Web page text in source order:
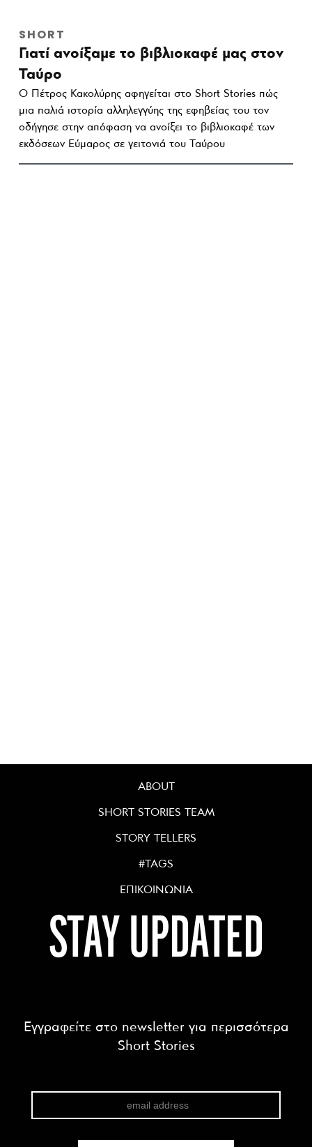
SHORT
Γιατί ανοίξαμε το βιβλιοκαφέ μας στον
Ταύρο
Ο Πέτρος Κακολύρης αφηγείται στο Short Stories πώς
μια παλιά ιστορία αλληλεγγύης της εφηβείας του τον
οδήγησε στην απόφαση να ανοίξει το βιβλιοκαφέ των
εκδόσεων Εύμαρος σε γειτονιά του Ταύρου
ABOUT
SHORT STORIES TEAM
STORY TELLERS
#TAGS
ΕΠΙΚΟΙΝΩΝΙΑ
STAY UPDATED
Εγγραφείτε στο newsletter για περισσότερα
Short Stories